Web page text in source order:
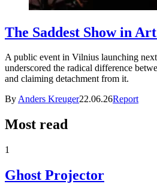
The Saddest Show in
A public event in Vilnius launching
underscored the radical difference
and claiming detachment from it.
ByAnders Kreuger22.06.26Report
Most read
1
Ghost Projector